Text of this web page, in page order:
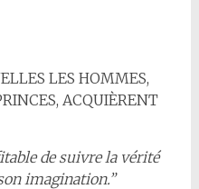
LES HOMMES,
ACQUIÈRENT
de suivre la vérité
imagination.”